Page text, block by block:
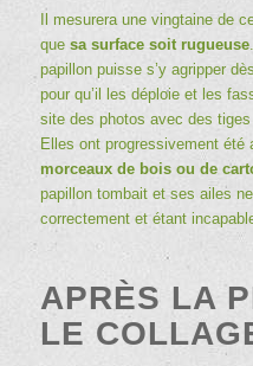
Il mesurera une vingtaine de
que sa surface soit rugueuse
papillon puisse s’y agripper
pour qu’il les déploie et les
site des photos avec des
Elles ont progressivement été
morceaux de bois ou de
papillon tombait et ses ailes
correctement et étant
APRÈS LA
LE